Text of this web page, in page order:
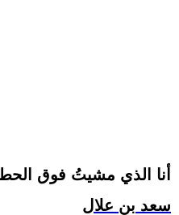
أنا الذي مشيتُ فوق
سعد بن علال